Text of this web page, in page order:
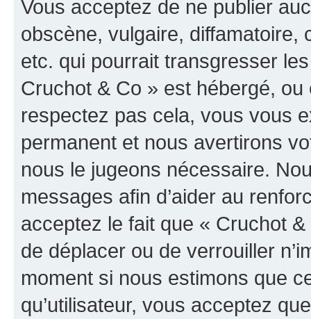
Vous acceptez de ne publier
obscène, vulgaire, diffamatoire,
etc. qui pourrait transgresser
Cruchot & Co » est hébergé,
respectez pas cela, vous vous
permanent et nous avertirons
nous le jugeons nécessaire.
messages afin d’aider au
acceptez le fait que « Cruchot
de déplacer ou de verrouiller
moment si nous estimons que
qu’utilisateur, vous acceptez